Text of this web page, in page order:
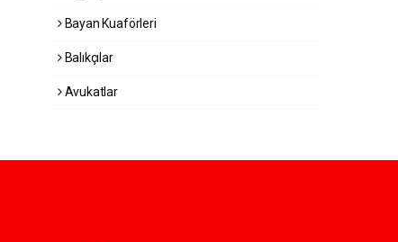
Bayan Kuaförleri
Balıkçılar
Avukatlar